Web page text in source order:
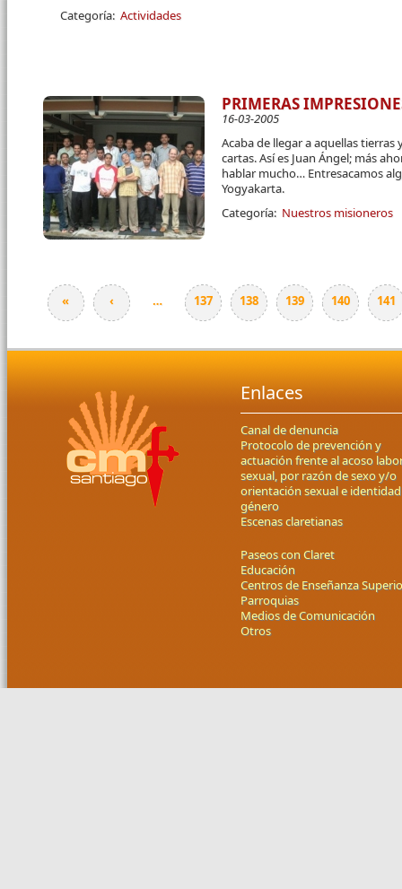
Categoría: Actividades
PRIMERAS
16-03-2005
Acaba de llegar a aquellas
cartas. Así es Juan Ángel; más
hablar mucho… Entresacamos
Yogyakarta.
Categoría: Nuestros misioneros
Páginas
« ‹ … 137 138 139 140 141
Enlaces
Canal de denuncia
Protocolo de prevención y
actuación frente al acoso
sexual, por razón de sexo y/o
orientación sexual e
género
Escenas claretianas
Paseos con Claret
Educación
Centros de Enseñanza
Parroquias
Medios de Comunicación
Otros